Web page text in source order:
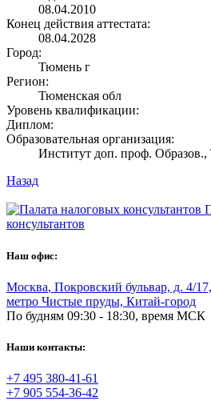
08.04.2010
Конец действия аттестата:
08.04.2028
Город:
Тюмень г
Регион:
Тюменская обл
Уровень квалификации:
Диплом:
Образовательная организация:
Институт доп. проф.
Назад
консультантов
Наш офис:
Москва, Покровский бульвар, д. 4/
метро Чистые пруды, Китай-город
По будням 09:30 - 18:30, время МСК
Наши контакты:
+7 495 380-41-61
+7 905 554-36-42